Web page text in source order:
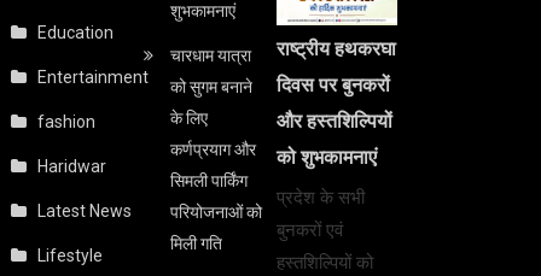
Education
Entertainment
fashion
Haridwar
Latest News
Lifestyle
शुभकामनाएं
चारधाम यात्रा
को सुगम बनाने
के लिए
कर्णप्रयाग और
सिमली पार्किंग
परियोजनाओं को
मिली गति
राष्ट्रीय हथकरघा
दिवस पर बुनकरों
और हस्तशिल्पियों
को शुभकामनाएं
प्रदेश के सभी
बुनकरों एवं
हस्तशिल्पियों को